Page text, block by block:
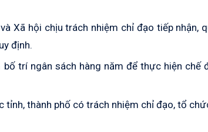
Xã hội chịu trách nhiệm chỉ đạo tiếp nhận,
định.
trí ngân sách hàng năm để thực hiện chế
tỉnh, thành phố có trách nhiệm chỉ đạo, tổ